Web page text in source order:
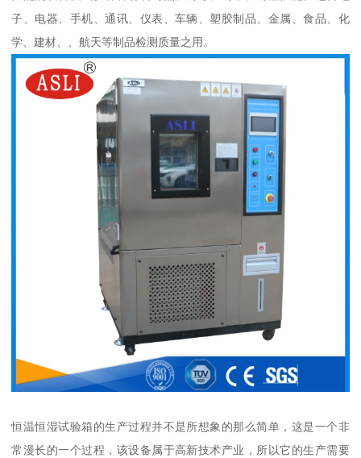
子、电器、手机、通讯、仪表、车辆、塑胶制品、金属、食品、化
学、建材、、航天等制品检测质量之用。
恒温恒湿试验箱的生产过程并不是所想象的那么简单，这是一个非
常漫长的一个过程，该设备属于高新技术产业，所以它的生产需要